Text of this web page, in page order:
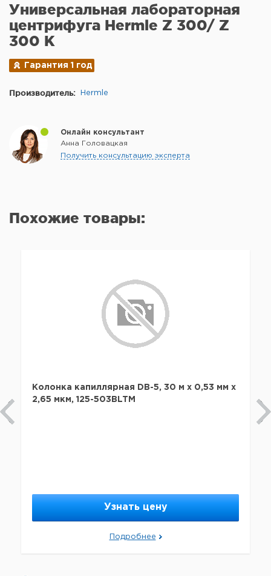
Универсальная лабораторная
центрифуга Hermle Z 300/ Z
300 K
Гарантия 1 год
Производитель: Hermle
Онлайн консультант
Анна Головацкая
Получить консультацию эксперта
Похожие товары:
Колонка капиллярная DB-5, 30 м x 0,53 мм х
2,65 мкм, 125-503BLTM
Узнать цену
Подробнее